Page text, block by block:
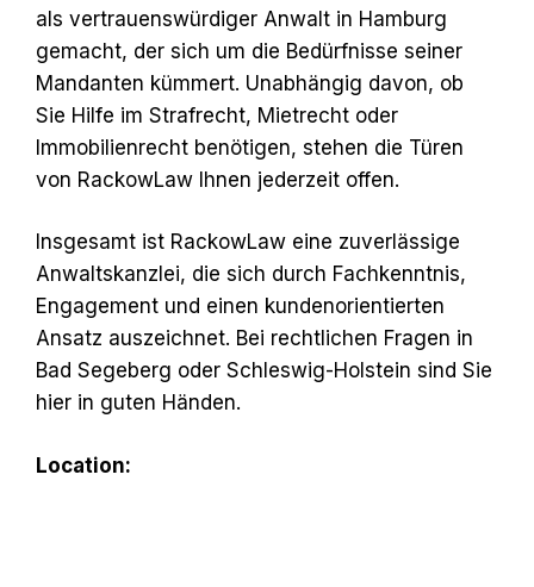
als vertrauenswürdiger Anwalt in Hamburg
gemacht, der sich um die Bedürfnisse seiner
Mandanten kümmert. Unabhängig davon, ob
Sie Hilfe im Strafrecht, Mietrecht oder
Immobilienrecht benötigen, stehen die Türen
von RackowLaw Ihnen jederzeit offen.
Insgesamt ist RackowLaw eine zuverlässige
Anwaltskanzlei, die sich durch Fachkenntnis,
Engagement und einen kundenorientierten
Ansatz auszeichnet. Bei rechtlichen Fragen in
Bad Segeberg oder Schleswig-Holstein sind Sie
hier in guten Händen.
Location: